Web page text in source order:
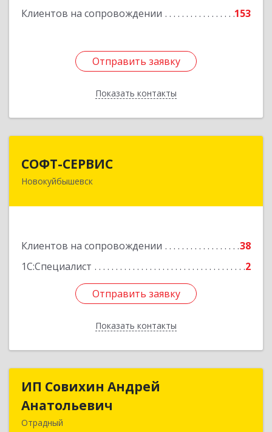
Клиентов на сопровождении 153
Отправить заявку
Показать контакты
Отправить заявку
Назад
СОФТ-СЕРВИС
Новокуйбышевск
Клиентов на сопровождении
38
1С:Специалист
2
Отправить заявку
Показать контакты
446206, Самарская обл, Новокуйбышевск г,
Отправить заявку
Назад
ИП Совихин Андрей
Анатольевич
Отрадный
ИП Совихин Андрей